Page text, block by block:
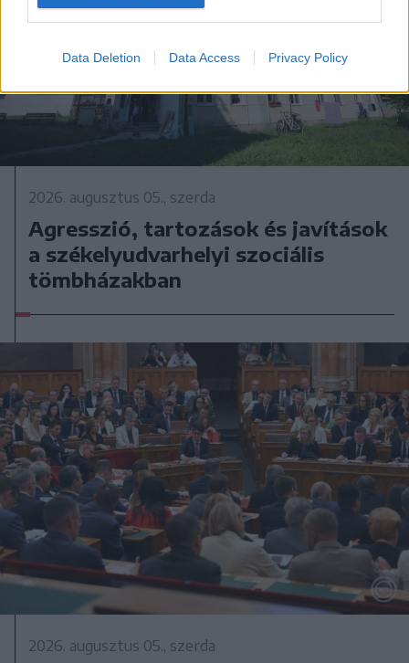
Data Deletion Data Access Privacy Policy
2026. augusztus 05., szerda
Agresszió, tartozások és javítások
a székelyudvarhelyi szociális
tömbházakban
2026. augusztus 05., szerda